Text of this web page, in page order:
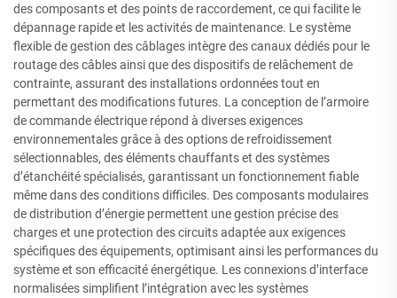
des composants et des points de raccordement, ce qui facilite le
dépannage rapide et les activités de maintenance. Le système
flexible de gestion des câblages intègre des canaux dédiés pour le
routage des câbles ainsi que des dispositifs de relâchement de
contrainte, assurant des installations ordonnées tout en
permettant des modifications futures. La conception de l’armoire
de commande électrique répond à diverses exigences
environnementales grâce à des options de refroidissement
sélectionnables, des éléments chauffants et des systèmes
d’étanchéité spécialisés, garantissant un fonctionnement fiable
même dans des conditions difficiles. Des composants modulaires
de distribution d’énergie permettent une gestion précise des
charges et une protection des circuits adaptée aux exigences
spécifiques des équipements, optimisant ainsi les performances du
système et son efficacité énergétique. Les connexions d’interface
normalisées simplifient l’intégration avec les systèmes